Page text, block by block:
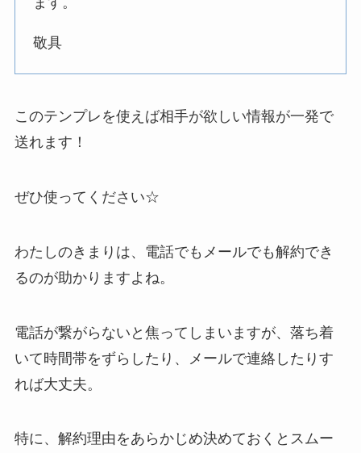
敬具
このテンプレを使えば相手が欲しい情報が一発で
送れます！
ぜひ使ってください☆
わたしのきまりは、電話でもメールでも解約でき
るのが助かりますよね。
電話が繋がらないと焦ってしまいますが、落ち着
いて時間帯をずらしたり、メールで連絡したりす
れば大丈夫。
特に、解約理由をあらかじめ決めておくとスムー